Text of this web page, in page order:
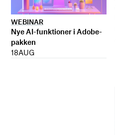
WEBINAR
Nye AI-funktioner i Adobe-
pakken
18AUG